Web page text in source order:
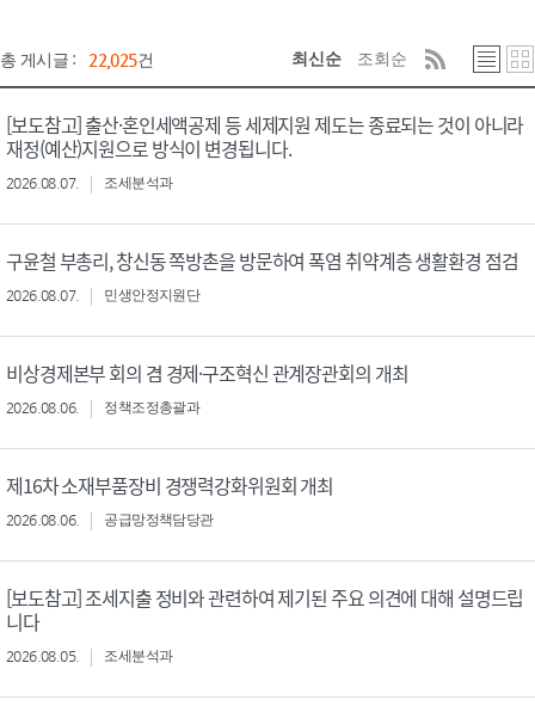
총 게시글 : 22,025건 최신순 조회순
[보도참고] 출산·혼인세액공제 등 세제지원 제도는 종료되는 것이 아니라
재정(예산)지원으로 방식이 변경됩니다.
2026.08.07. 조세분석과
구윤철 부총리, 창신동 쪽방촌을 방문하여 폭염 취약계층 생활환경 점검
2026.08.07. 민생안정지원단
비상경제본부 회의 겸 경제·구조혁신 관계장관회의 개최
2026.08.06. 정책조정총괄과
제16차 소재부품장비 경쟁력강화위원회 개최
2026.08.06. 공급망정책담당관
[보도참고] 조세지출 정비와 관련하여 제기된 주요 의견에 대해 설명드립
니다
2026.08.05. 조세분석과